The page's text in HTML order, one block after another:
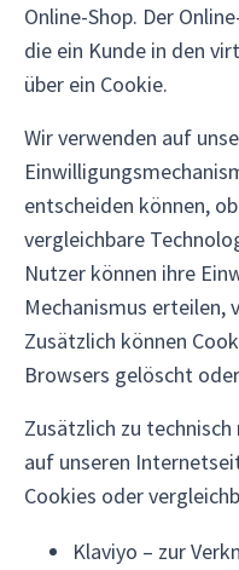
Online-Shop. Der
die ein Kunde in den
über ein Cookie.
Wir verwenden auf
entscheiden können,
vergleichbare
Nutzer können ihre
Mechanismus erteilen,
Zusätzlich können
Browsers gelöscht
Zusätzlich zu
auf unseren
Cookies oder
Klaviyo – zur